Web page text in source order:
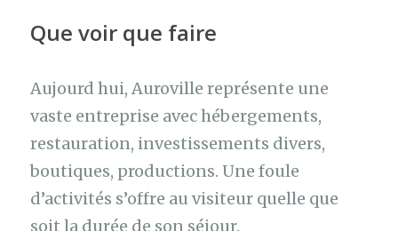
Que voir que faire
Aujourd hui, Auroville représente une
vaste entreprise avec hébergements,
restauration, investissements divers,
boutiques, productions. Une foule
d’activités s’offre au visiteur quelle que
soit la durée de son séjour.